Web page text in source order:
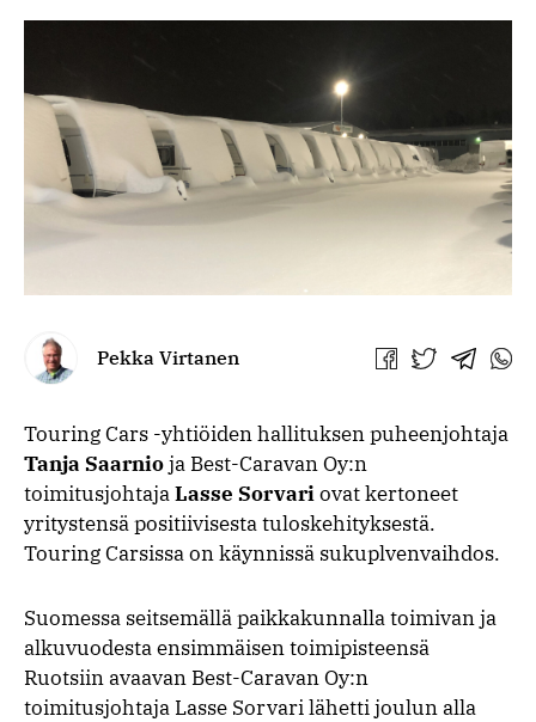
Pekka Virtanen
Jaa Jaa Jaa Jaa
Touring Cars -yhtiöiden hallituksen puheenjohtaja
Tanja Saarnioja Best-Caravan Oy:n
toimitusjohtajaLasse Sorvariovat kertoneet
yritystensä positiivisesta tuloskehityksestä.
Touring Carsissa on käynnissä sukuplvenvaihdos.
Suomessa seitsemällä paikkakunnalla toimivan ja
alkuvuodesta ensimmäisen toimipisteensä
Ruotsiin avaavan Best-Caravan Oy:n
toimitusjohtaja Lasse Sorvari lähetti joulun alla